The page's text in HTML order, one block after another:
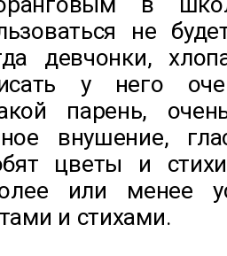
не
девчонки,
у него
парень,
внушение,
цветы и
или менее
и стихами.